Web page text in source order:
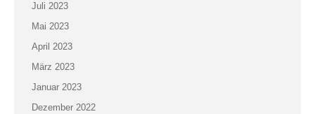
Juli 2023
Mai 2023
April 2023
März 2023
Januar 2023
Dezember 2022